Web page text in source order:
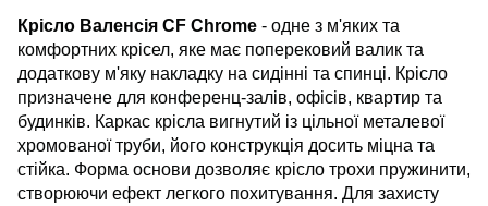
Крісло Валенсія CF Chrome - одне з м'яких та
комфортних крісел, яке має поперековий валик та
додаткову м'яку накладку на сидінні та спинці. Крісло
призначене для конференц-залів, офісів, квартир та
будинків. Каркас крісла вигнутий із цільної металевої
хромованої труби, його конструкція досить міцна та
стійка. Форма основи дозволяє крісло трохи пружинити,
створюючи ефект легкого похитування. Для захисту